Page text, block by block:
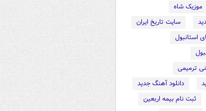
موزیک شاه
سایت تاریخ ایران
استانبول
ترمیمی
دانلود آهنگ جدید
ثبت نام بیمه اربعین